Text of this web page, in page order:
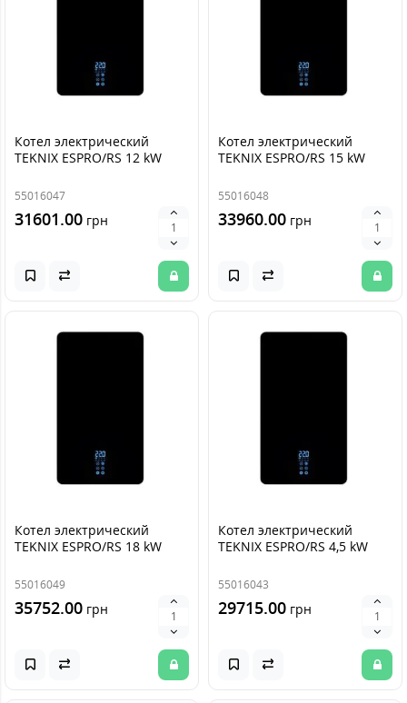
Котел электрический
TEKNIX ESPRO/RS 12 kW
55016047
31601.00 грн
Котел электрический
TEKNIX ESPRO/RS 15 kW
55016048
33960.00 грн
Котел электрический
TEKNIX ESPRO/RS 18 kW
55016049
35752.00 грн
Котел электрический
TEKNIX ESPRO/RS 4,5 kW
55016043
29715.00 грн